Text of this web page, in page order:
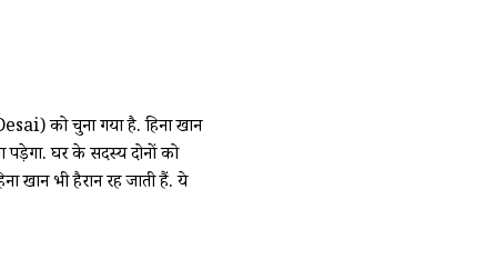
को चुना गया है. हिना खान
घर के सदस्य दोनों को
खान भी हैरान रह जाती हैं. ये